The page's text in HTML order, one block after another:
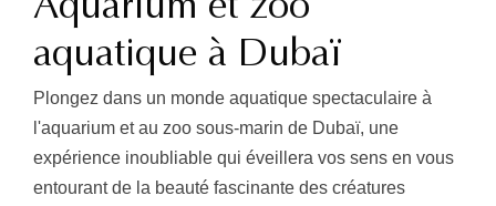
aquatique à Dubaï
Plongez dans un monde aquatique spectaculaire à
l'aquarium et au zoo sous-marin de Dubaï, une
expérience inoubliable qui éveillera vos sens en vous
entourant de la beauté fascinante des créatures